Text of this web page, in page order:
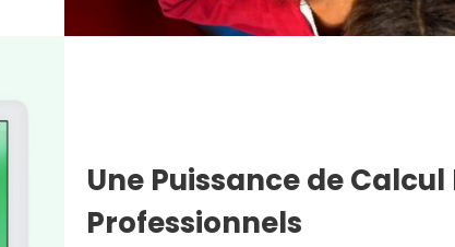
Une Puissance de Calcul
Professionnels